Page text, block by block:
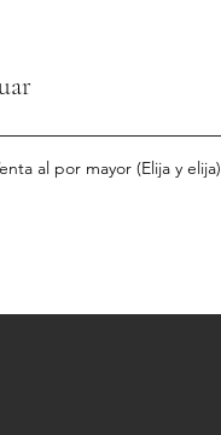
al por mayor (Elija y elija)